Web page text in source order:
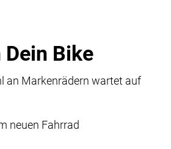
Bike
an Markenrädern wartet auf
neuen Fahrrad